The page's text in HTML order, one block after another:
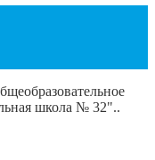
школа № 32"..